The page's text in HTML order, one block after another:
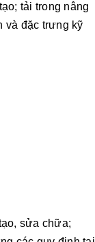
tải trong nâng
và đặc trưng kỹ
sửa chữa;